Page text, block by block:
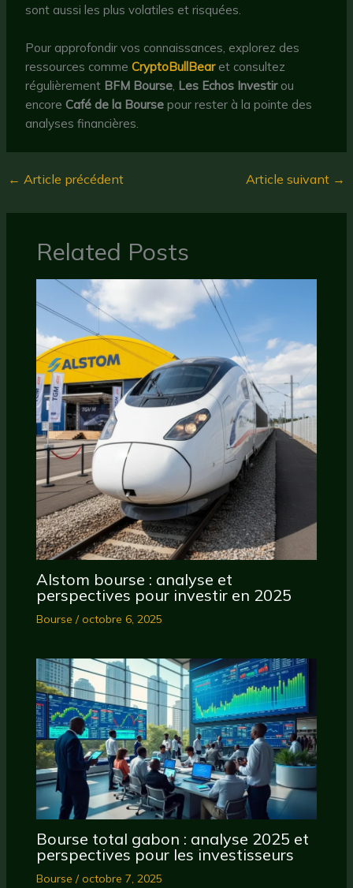
sont aussi les plus volatiles et risquées.
Pour approfondir vos connaissances, explorez des
ressources commeCryptoBullBearet consultez
régulièrement BFM Bourse, Les Echos Investirou
encore Café de la Bourse pour rester à la pointe des
analyses financières.
← Article précédent Article suivant →
Related Posts
Alstom bourse : analyse et
perspectives pour investir en 2025
Bourse /octobre 6, 2025
Bourse total gabon : analyse 2025 et
perspectives pour les investisseurs
Bourse /octobre 7, 2025